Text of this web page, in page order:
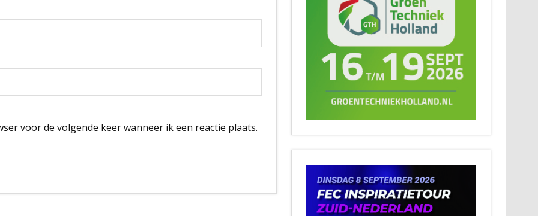
voor de volgende keer wanneer ik een reactie plaats.